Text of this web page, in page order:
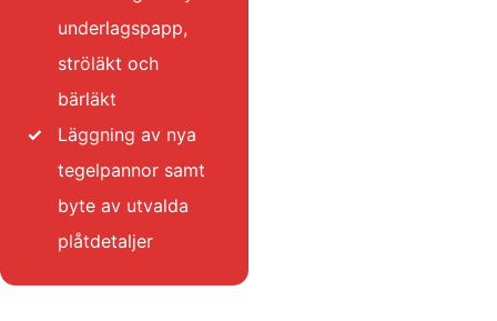
underlagspapp,
ströläkt och
bärläkt
✓
Läggning av nya
tegelpannor samt
byte av utvalda
plåtdetaljer